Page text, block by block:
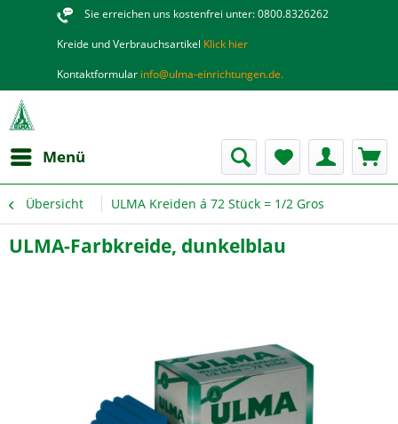
Sie erreichen uns kostenfrei unter: 0800.8326262
Kreide und Verbrauchsartikel Klick hier
Kontaktformular info@ulma-einrichtungen.de.
Menü
Übersicht ULMA Kreiden á 72 Stück = 1/2 Gros
ULMA-Farbkreide, dunkelblau